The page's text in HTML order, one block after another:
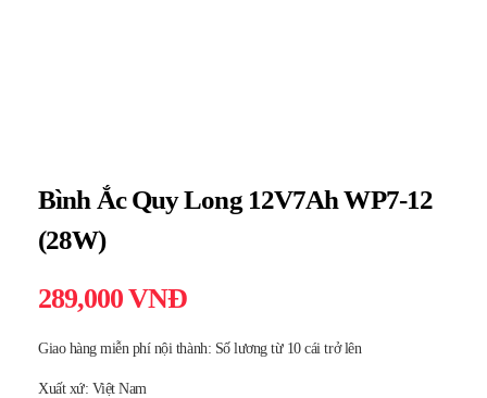
Bình Ắc Quy Long 12V7Ah WP7-12
(28W)
289,000VNĐ
Giao hàng miễn phí nội thành: Số lương từ 10 cái trở lên
Xuất xứ: Việt Nam